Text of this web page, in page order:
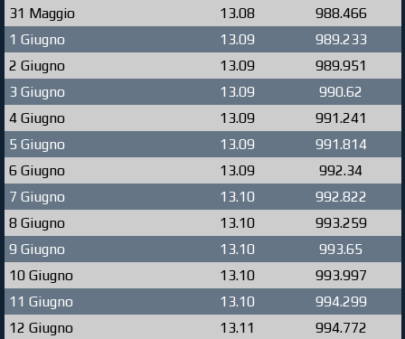
31 Maggio 13.08
988.466
1 Giugno
13.09
989.233
2 Giugno
13.09
989.951
3 Giugno
13.09
990.62
4 Giugno
13.09
991.241
5 Giugno
13.09
991.814
6 Giugno
13.09
992.34
7 Giugno
13.10
992.822
8 Giugno
13.10
993.259
9 Giugno
13.10
993.65
10 Giugno
13.10
993.997
11 Giugno
13.10
994.299
12 Giugno
13.11
994.772